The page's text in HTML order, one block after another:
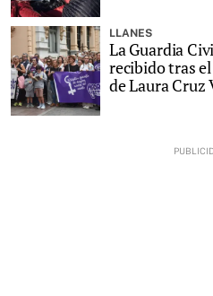
LLANES
La Guardia
recibido tras
de Laura Cruz